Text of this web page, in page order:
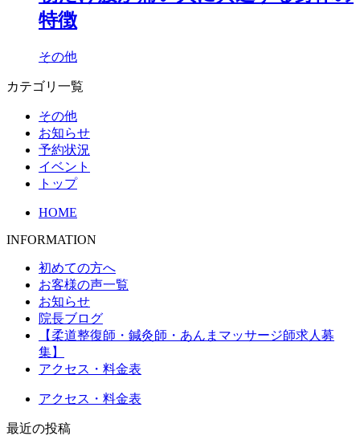
特徴
その他
カテゴリ一覧
その他
お知らせ
予約状況
イベント
トップ
HOME
INFORMATION
初めての方へ
お客様の声一覧
お知らせ
院長ブログ
【柔道整復師・鍼灸師・あんまマッサージ師求人募
集】
アクセス・料金表
アクセス・料金表
最近の投稿